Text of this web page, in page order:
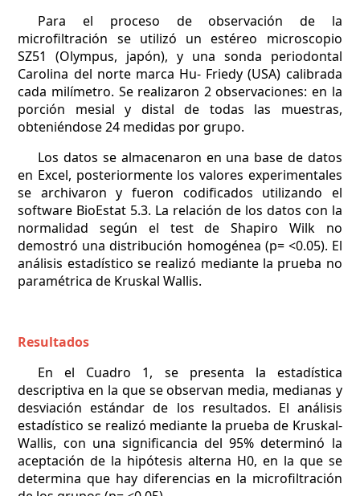
Para el proceso de observación de la
microfiltración se utilizó un estéreo microscopio
SZ51 (Olympus, japón), y una sonda periodontal
Carolina del norte marca Hu- Friedy (USA) calibrada
cada milímetro. Se realizaron 2 observaciones: en la
porción mesial y distal de todas las muestras,
obteniéndose 24 medidas por grupo.
Los datos se almacenaron en una base de datos
en Excel, posteriormente los valores experimentales
se archivaron y fueron codificados utilizando el
software BioEstat 5.3. La relación de los datos con la
normalidad según el test de Shapiro Wilk no
demostró una distribución homogénea (p= <0.05). El
análisis estadístico se realizó mediante la prueba no
paramétrica de Kruskal Wallis.
Resultados
En el Cuadro 1, se presenta la estadística
descriptiva en la que se observan media, medianas y
desviación estándar de los resultados. El análisis
estadístico se realizó mediante la prueba de Kruskal-
Wallis, con una significancia del 95% determinó la
aceptación de la hipótesis alterna H0, en la que se
determina que hay diferencias en la microfiltración